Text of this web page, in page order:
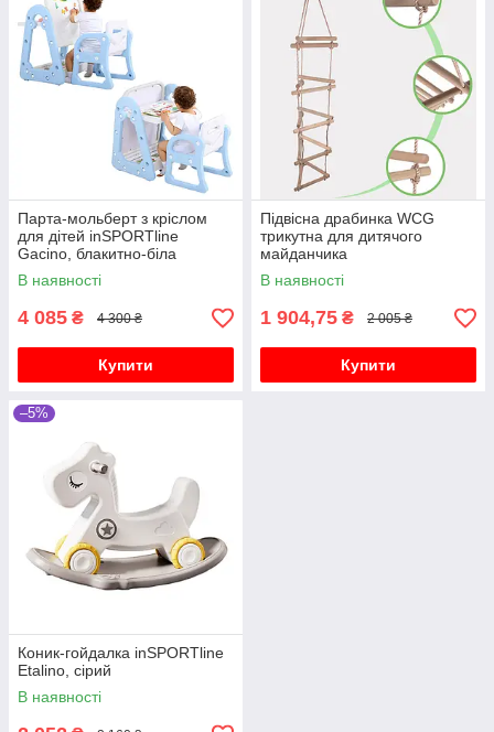
Парта-мольберт з кріслом
для дітей inSPORTline
Gacino, блакитно-біла
В наявності
4 085 ₴ 4 300 ₴
Купити
Підвісна драбинка WCG
трикутна для дитячого
майданчика
В наявності
1 904,75 ₴ 2 005 ₴
Купити
–5%
Коник-гойдалка inSPORTline
Etalino, сірий
В наявності